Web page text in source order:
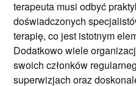
terapeuta musi odbyć
doświadczonych
terapię, co jest istotnym
Dodatkowo wiele
swoich członków
superwizjach oraz